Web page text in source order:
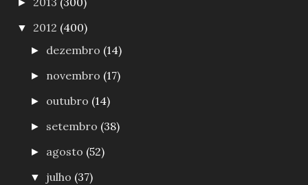
►
▼ 2012 (400)
► dezembro (14)
► novembro (17)
► outubro (14)
► setembro (38)
► agosto (52)
▼ julho (37)